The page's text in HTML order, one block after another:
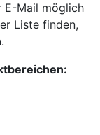
E-Mail möglich
Liste finden,